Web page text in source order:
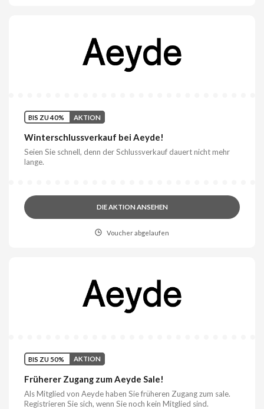
BIS ZU 40% AKTION
Winterschlussverkauf bei Aeyde!
Seien Sie schnell, denn der Schlussverkauf dauert nicht mehr
lange.
DIE AKTION ANSEHEN
Voucher abgelaufen
BIS ZU 50% AKTION
Früherer Zugang zum Aeyde Sale!
Als Mitglied von Aeyde haben Sie früheren Zugang zum sale.
Registrieren Sie sich, wenn Sie noch kein Mitglied sind.